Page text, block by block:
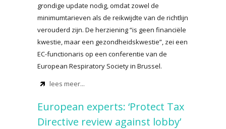
grondige update nodig, omdat zowel de
minimumtarieven als de reikwijdte van de richtlijn
verouderd zijn. De herziening “is geen financiële
kwestie, maar een gezondheidskwestie”, zei een
EC-functionaris op een conferentie van de
European Respiratory Society in Brussel.
lees meer...
European experts: ‘Protect Tax
Directive review against lobby’